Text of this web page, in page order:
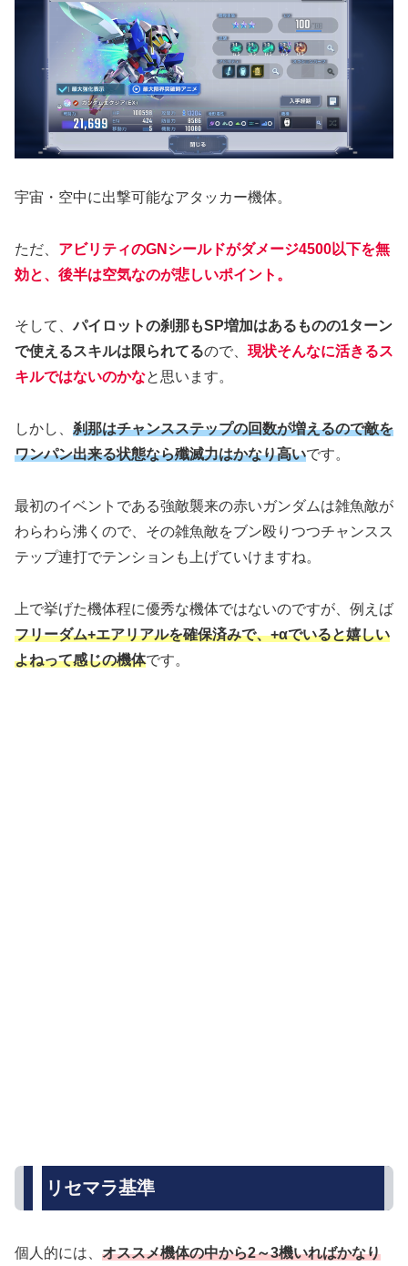
宇宙・空中に出撃可能なアタッカー機体。
ただ、 アビリティのGNシールドがダメージ4500以下を無
効と、後半は空気なのが悲しいポイント。
そして、パイロットの刹那もSP増加はあるものの1ターン
で使えるスキルは限られてるので、 現状そんなに活きるス
キルではないのかなと思います。
しかし、 刹那はチャンスステップの回数が増えるので敵を
ワンパン出来る状態なら殲滅力はかなり高いです。
最初のイベントである強敵襲来の赤いガンダムは雑魚敵が
わらわら沸くので、その雑魚敵をブン殴りつつチャンスス
テップ連打でテンションも上げていけますね。
上で挙げた機体程に優秀な機体ではないのですが、例えば
フリーダム+エアリアルを確保済みで、+αでいると嬉しい
よねって感じの機体です。
リセマラ基準
個人的には、 オススメ機体の中から2～3機いればかなり